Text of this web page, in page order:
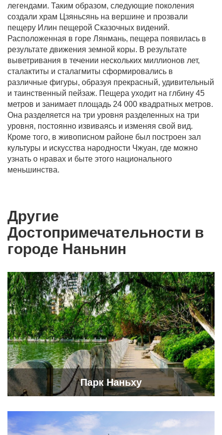
легендами. Таким образом, следующие поколения
создали храм Цзяньсянь на вершине и прозвали
пещеру Илин пещерой Сказочных видений.
Расположенная в горе Лянмань, пещера появилась в
результате движения земной коры. В результате
выветривания в течении нескольких миллионов лет,
сталактиты и сталагмиты сформировались в
различные фигуры, образуя прекрасный, удивительный
и таинственный пейзаж. Пещера уходит на глбину 45
метров и занимает площадь 24 000 квадратных метров.
Она разделяется на три уровня разделенных на три
уровня, постоянно извиваясь и изменяя свой вид.
Кроме того, в живописном районе был построен зал
культуры и искусства народности Чжуан, где можно
узнать о нравах и быте этого национального
меньшинства.
Другие
Достопримечательности в
городе Наньнин
Парк Наньху